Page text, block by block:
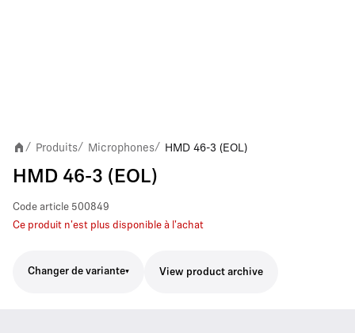
/ Produits/ Microphones/ HMD 46-3 (EOL)
HMD 46-3 (EOL)
Code article 500849
Ce produit n'est plus disponible à l'achat
Changer de variante View product archive